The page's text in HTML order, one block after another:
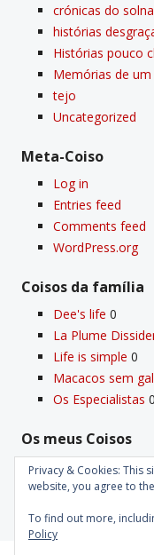
crónicas do
histórias
Histórias pouco
Memórias de
tejo
Uncategorized
Meta-Coiso
Log in
Entries feed
Comments feed
WordPress.org
Coisos da famí­lia
Dee's life 0
La Plume
Life is simple 0
Macacos sem
Os Especialistas 0
Os meus Coisos
Deus0
Velho Coiso0
Privacy & Cookies: This
website, you agree to
To find out more,
Policy